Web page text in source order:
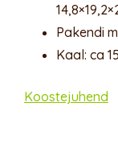
Pakendi
Kaal: ca
Koostejuhend